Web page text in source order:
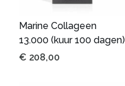
Marine Collageen
13.000 (kuur 100 dagen)
€ 208,00